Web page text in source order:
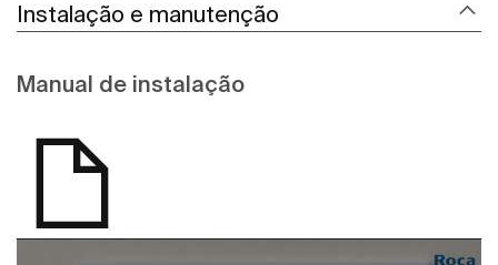
Instalação e manutenção
Manual de instalação